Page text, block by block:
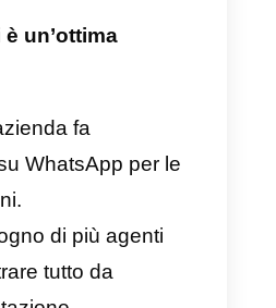
automatiche
e relazioni dettagliate
dei potenziali limiti